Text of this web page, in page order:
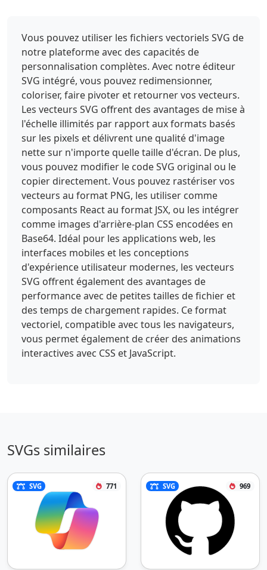
Vous pouvez utiliser les fichiers vectoriels SVG de
notre plateforme avec des capacités de
personnalisation complètes. Avec notre éditeur
SVG intégré, vous pouvez redimensionner,
coloriser, faire pivoter et retourner vos vecteurs.
Les vecteurs SVG offrent des avantages de mise à
l'échelle illimités par rapport aux formats basés
sur les pixels et délivrent une qualité d'image
nette sur n'importe quelle taille d'écran. De plus,
vous pouvez modifier le code SVG original ou le
copier directement. Vous pouvez rastériser vos
vecteurs au format PNG, les utiliser comme
composants React au format JSX, ou les intégrer
comme images d'arrière-plan CSS encodées en
Base64. Idéal pour les applications web, les
interfaces mobiles et les conceptions
d'expérience utilisateur modernes, les vecteurs
SVG offrent également des avantages de
performance avec de petites tailles de fichier et
des temps de chargement rapides. Ce format
vectoriel, compatible avec tous les navigateurs,
vous permet également de créer des animations
interactives avec CSS et JavaScript.
SVGs similaires
SVG 771 SVG 969